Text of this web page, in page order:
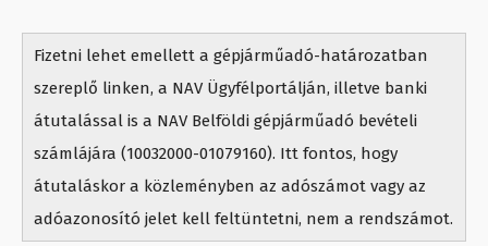
Fizetni lehet emellett a gépjárműadó-határozatban
szereplő linken, a NAV Ügyfélportálján, illetve banki
átutalással is a NAV Belföldi gépjárműadó bevételi
számlájára (10032000-01079160). Itt fontos, hogy
átutaláskor a közleményben az adószámot vagy az
adóazonosító jelet kell feltüntetni, nem a rendszámot.